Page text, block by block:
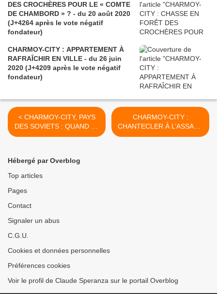
DES CROCHÈRES POUR LE « COMTE
DE CHAMBORD » ? - du 20 août 2020
(J+4264 après le vote négatif
fondateur)
CHARMOY-CITY : APPARTEMENT À
RAFRAÎCHIR EN VILLE - du 26 juin
2020 (J+4209 après le vote négatif
fondateur)
< CHARMOY-CITY, PAYS
DES SOVIETS : QUAND LA
CHENILLE MORD SUR LE
négatif fondateur)
CHARMOY-CITY :
CHANTECLER À L’ASSAUT
DES BASTIONS
Hébergé par Overblog
Top articles
Pages
Contact
Signaler un abus
C.G.U.
Cookies et données personnelles
Préférences cookies
Voir le profil de Claude Speranza sur le portail Overblog